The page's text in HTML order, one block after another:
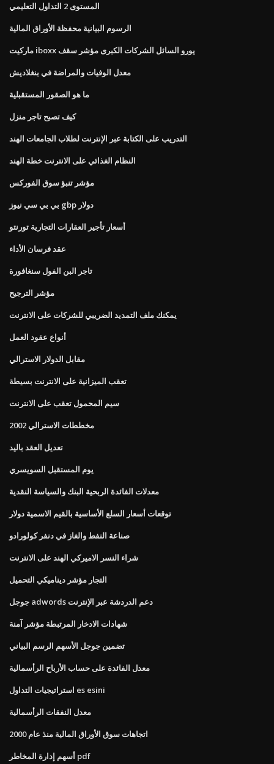
المستوى 2 التداول التعليمي
الرسوم البيانية محفظة الأوراق المالية
ماركيت iboxx يورو السائل الشركات الكبرى مؤشر سقف
معدل الوفيات والمراضة في بنغلاديش
ما هو الصقور المستقبلية
كيف تصبح تاجر منزل
التدريب على الكتابة عبر الإنترنت لطلاب الجامعات الهند
النظام الغذائي على الانترنت خطة الهند
مؤشر تنبؤ سوق الفوركس
بي بي سي نيوز gbp دولار
أسعار تأجير العقارات التجارية تورنتو
عقد فرسان الأداء
تاجر البن الفول سنغافورة
مؤشر الترجيح
يمكنك ملف التمديد الضريبي للشركات على الانترنت
أنواع عقود العمل
مقابل الدولار الاسترالي
تعقب الميزانية على الانترنت بسيطة
سيم المحمول تعقب على الانترنت
مخططات الاسترالي 2002
تعديل العقد باليد
يوم المستقبل السويسري
معدلات الفائدة الربحية البنك والسياسة النقدية
توقعات أسعار السلع الأساسية بالقيم الاسمية دولار
صناعة النفط والغاز في دنفر كولورادو
شراء النسر الاميركي الهند على الانترنت
التجار مؤشر ديناميكي التحميل
جوجل adwords دعم الدردشة عبر الإنترنت
شهادات الادخار المرتبطة مؤشر آمنة
تضمين جوجل الأسهم الرسم البياني
معدل الفائدة على حساب الأرباح الرأسمالية
استراتيجيات التداول es esini
معدل النفقات الرأسمالية
اتجاهات سوق الأوراق المالية منذ عام 2000
أسهم إدارة المخاطر pdf